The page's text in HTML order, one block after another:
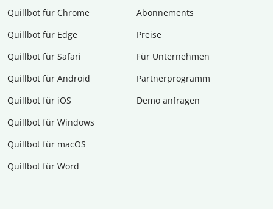
Quillbot für Chrome
Quillbot für Edge
Quillbot für Safari
Quillbot für Android
Quillbot für iOS
Quillbot für Windows
Quillbot für macOS
Quillbot für Word
Abon­ne­ments
Preise
Für Unternehmen
Partnerprogramm
Demo anfragen